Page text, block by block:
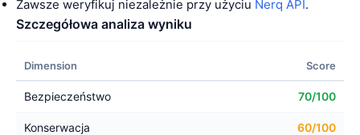
Zawsze weryfikuj niezależnie przy użyciu Nerq API .
Szczegółowa analiza wyniku
Dimension Score
Bezpieczeństwo 70/100
Konserwacja 60/100